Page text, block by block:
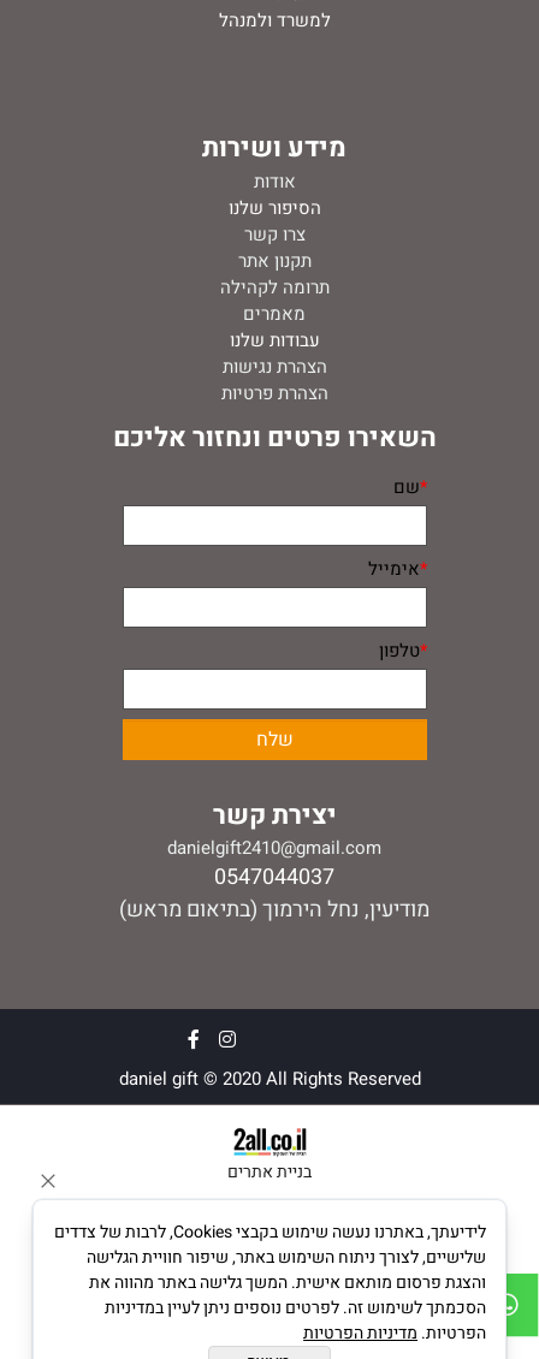
למשרד ולמנהל
מידע ושירות
אודות
הסיפור שלנו
צרו קשר
תקנון אתר
תרומה לקהילה
מאמרים
עבודות שלנו
הצהרת נגישות
הצהרת פרטיות
השאירו פרטים ונחזור אליכם
*שם
*אימייל
*טלפון
יצירת קשר
danielgift2410@gmail.com
0547044037
מודיעין, נחל הירמוך (בתיאום מראש)
daniel gift © 2020 All Rights Reserved
בניית אתרים
לידיעתך, באתרנו נעשה שימוש בקבצי Cookies, לרבות של צדדים
שלישיים, לצורך ניתוח השימוש באתר, שיפור חוויית הגלישה
והצגת פרסום מותאם אישית. המשך גלישה באתר מהווה את
הסכמתך לשימוש זה. לפרטים נוספים ניתן לעיין במדיניות
הפרטיות. מדיניות הפרטיות